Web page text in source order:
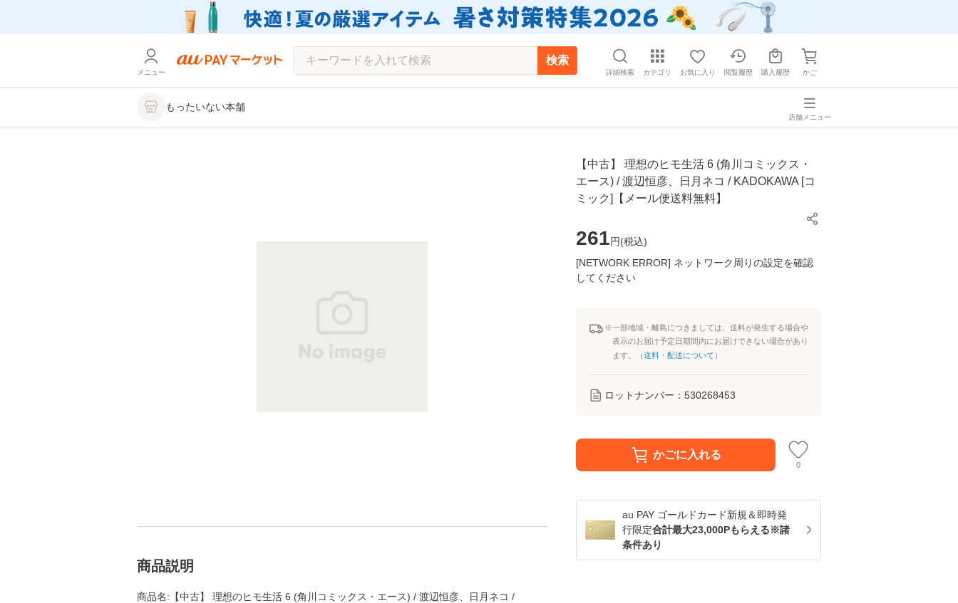
メニュー
検索
詳細検索 カテゴリ お気に入り 閲覧履歴 購入履歴 かご
もったいない本舗
店舗メニュー
【中古】 理想のヒモ生活 6 (角川コミックス・
エース) / 渡辺恒彦、日月ネコ / KADOKAWA [コ
ミック]【メール便送料無料】
261円(税込)
[NETWORK ERROR] ネットワーク周りの設定を確認
してください
※一部地域・離島につきましては、送料が発生する場合や
表示のお届け予定日期間内にお届けできない場合があり
ます。（送料・配送について ）
ロットナンバー： 530268453
かごに入れる
0
au PAY ゴールドカード新規＆即時発
行限定合計最大23,000Pもらえる※諸
条件あり
商品説明
商品名:【中古】 理想のヒモ生活 6 (角川コミックス・エース) / 渡辺恒彦、日月ネコ /